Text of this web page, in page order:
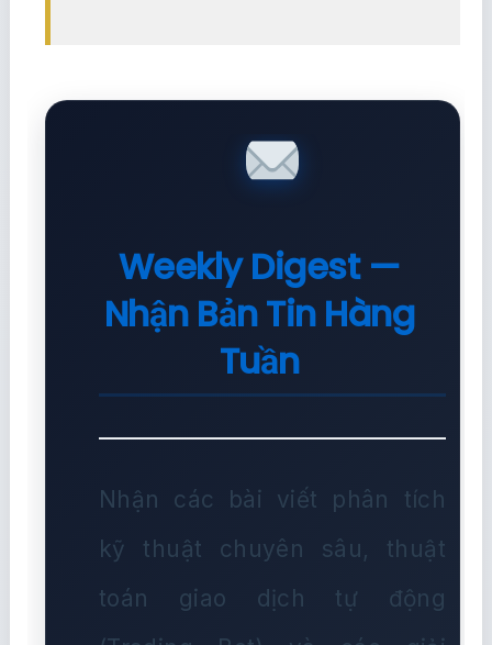
Weekly Digest —
Nhận Bản Tin Hàng
Tuần
Nhận các bài viết phân tích
kỹ thuật chuyên sâu, thuật
toán giao dịch tự động